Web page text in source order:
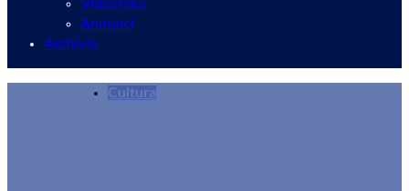
Videoteca
Annunci
Archivio
Cultura